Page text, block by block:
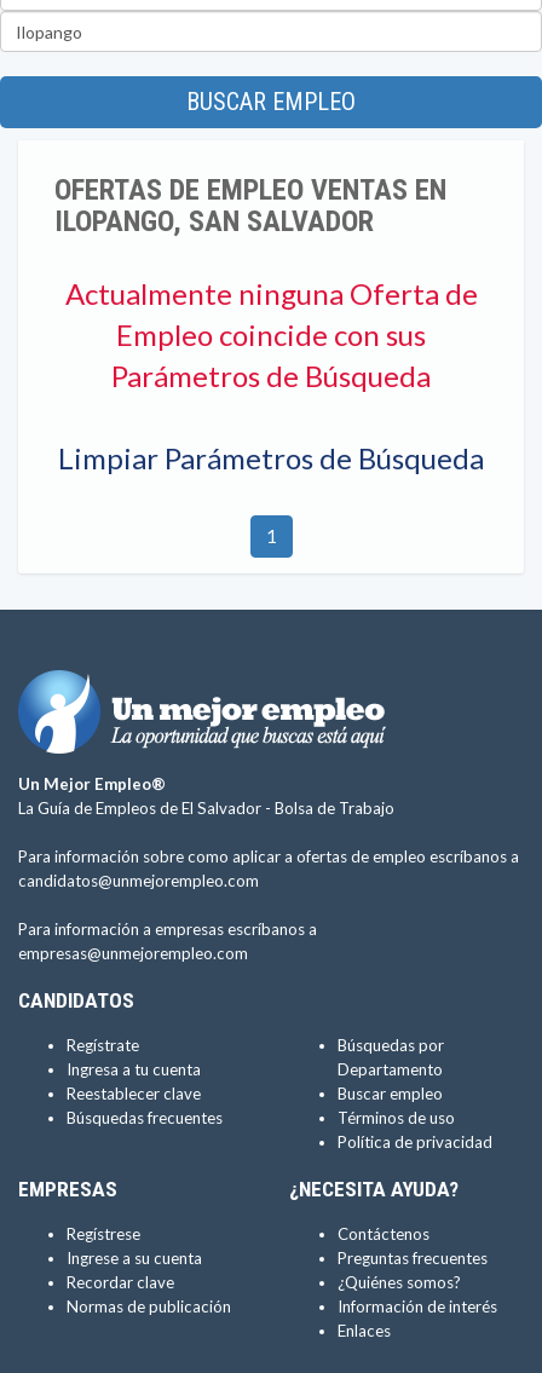
BUSCAR EMPLEO
OFERTAS DE EMPLEO VENTAS EN
ILOPANGO, SAN SALVADOR
Actualmente ninguna Oferta de
Empleo coincide con sus
Parámetros de Búsqueda
Limpiar Parámetros de Búsqueda
1
Un Mejor Empleo®
La Guía de Empleos de El Salvador - Bolsa de Trabajo
Para información sobre como aplicar a ofertas de empleo escríbanos a
candidatos@unmejorempleo.com
Para información a empresas escríbanos a
empresas@unmejorempleo.com
CANDIDATOS
Regístrate
Ingresa a tu cuenta
Reestablecer clave
Búsquedas frecuentes
Búsquedas por
Departamento
Buscar empleo
Términos de uso
Política de privacidad
EMPRESAS
Regístrese
Ingrese a su cuenta
Recordar clave
Normas de publicación
¿NECESITA AYUDA?
Contáctenos
Preguntas frecuentes
¿Quiénes somos?
Información de interés
Enlaces